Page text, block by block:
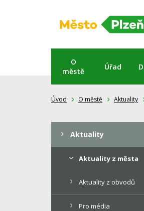
O
městě
Úřad
Úvod O městě Aktuality
Aktuality
Aktuality z města
Aktuality z obvodů
Pro média